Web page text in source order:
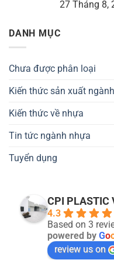
27 Tháng 8,
DANH MỤC
Chưa được phân loại
Kiến thức sản xuất
Kiến thức về nhựa
Tin tức ngành nhựa
Tuyển dụng
CPI PLASTIC
4.3
Based on 3
powered by Go
review us on